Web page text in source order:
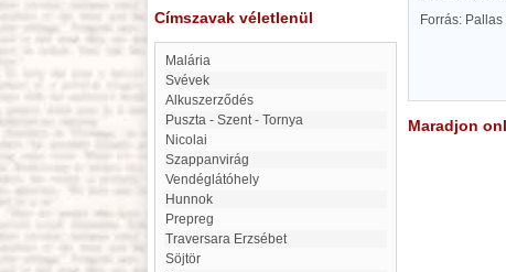
Címszavak véletlenül
malária
Svévek
Alkuszerződés
Puszta - Szent - Tornya
Nicolai
Szappanvirág
Vendéglátóhely
Hunnok
prepreg
Traversara Erzsébet
Söjtör
Forrás:
Maradjon